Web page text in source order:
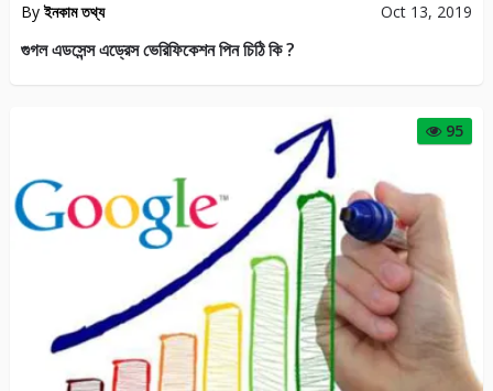
Byইনকাম তথ্য Oct 13, 2019
গুগল এডসেন্স এড্রেস ভেরিফিকেশন পিন চিঠি কি ?
95